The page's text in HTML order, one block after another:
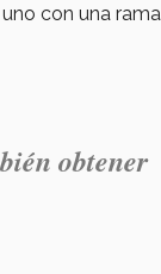
uno con una rama
obtener